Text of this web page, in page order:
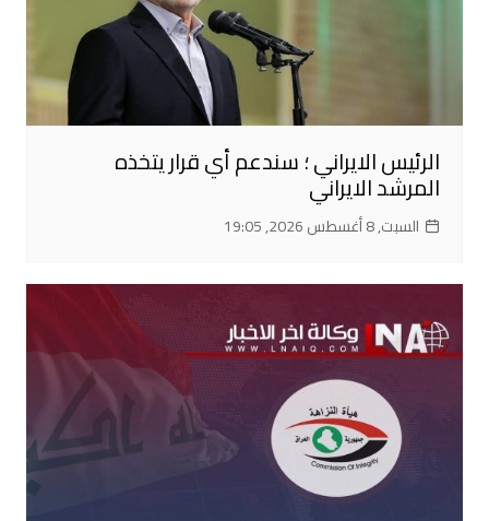
الرئيس الايراني ؛ سندعم أي قرار يتخذه
المرشد الايراني
السبت, 8 أغسطس 2026, 19:05